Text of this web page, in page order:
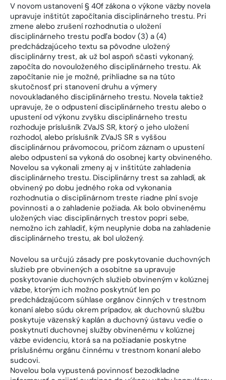
V novom ustanovení § 40f zákona o výkone väzby novela
upravuje inštitút započítania disciplinárneho trestu. Pri
zmene alebo zrušení rozhodnutia o uložení
disciplinárneho trestu podľa bodov (3) a (4)
predchádzajúceho textu sa pôvodne uložený
disciplinárny trest, ak už bol aspoň sčasti vykonaný,
započíta do novouloženého disciplinárneho trestu. Ak
započítanie nie je možné, prihliadne sa na túto
skutočnosť pri stanovení druhu a výmery
novoukladaného disciplinárneho trestu. Novela taktiež
upravuje, že o odpustení disciplinárneho trestu alebo o
upustení od výkonu zvyšku disciplinárneho trestu
rozhoduje príslušník ZVaJS SR, ktorý o jeho uložení
rozhodol, alebo príslušník ZVaJS SR s vyššou
disciplinárnou právomocou, pričom záznam o upustení
alebo odpustení sa vykoná do osobnej karty obvineného.
Novelou sa vykonali zmeny aj v inštitúte zahladenia
disciplinárneho trestu. Disciplinárny trest sa zahladí, ak
obvinený po dobu jedného roka od vykonania
rozhodnutia o disciplinárnom treste riadne plní svoje
povinnosti a o zahladenie požiada. Ak bolo obvinenému
uložených viac disciplinárnych trestov popri sebe,
nemožno ich zahladiť, kým neuplynie doba na zahladenie
disciplinárneho trestu, ak bol uložený.
Novelou sa určujú zásady pre poskytovanie duchovných
služieb pre obvinených a osobitne sa upravuje
poskytovanie duchovných služieb obvineným v kolúznej
väzbe, ktorým ich možno poskytnúť len po
predchádzajúcom súhlase orgánov činných v trestnom
konaní alebo súdu okrem prípadov, ak duchovnú službu
poskytuje väzenský kaplán a duchovný ústavu vedie o
poskytnutí duchovnej služby obvinenému v kolúznej
väzbe evidenciu, ktorá sa na požiadanie poskytne
príslušnému orgánu činnému v trestnom konaní alebo
sudcovi.
Novelou bola vypustená povinnosť bezodkladne